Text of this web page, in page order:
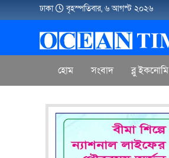
ঢাকা বৃহস্পতিবার, ৬ আগস্ট ২০২৬
হোম সংবাদ ব্লু ইকনোমি